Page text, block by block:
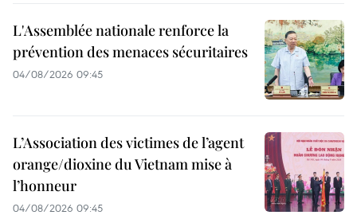
L'Assemblée nationale renforce la
prévention des menaces sécuritaires
04/08/2026 09:45
L’Association des victimes de l’agent
orange/dioxine du Vietnam mise à
l’honneur
04/08/2026 09:45